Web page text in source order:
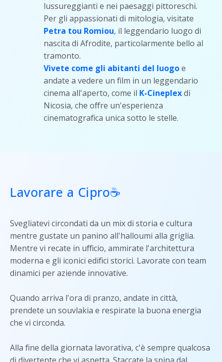
lussureggianti e nei paesaggi pittoreschi.
Per gli appassionati di mitologia, visitate
Petra tou Romiou, il leggendario luogo di
nascita di Afrodite, particolarmente bello al
tramonto.
Vivete come gli abitanti del luogoe
andate a vedere un film in un leggendario
cinema all'aperto, come il K-Cineplexdi
Nicosia, che offre un'esperienza
cinematografica unica sotto le stelle.
Lavorare a Cipro☕
Svegliatevi circondati da un mix di storia e cultura
mentre gustate un panino all'halloumi alla griglia.
Mentre vi recate in ufficio, ammirate l'architettura
moderna e gli iconici edifici storici. Lavorate con team
dinamici per aziende innovative.
Quando arriva l'ora di pranzo, andate in città,
prendete un souvlakia e respirate la buona energia
che vi circonda.
Alla fine della giornata lavorativa, c'è sempre qualcosa